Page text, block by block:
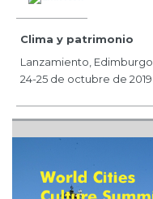
Clima y patrimonio
Lanzamiento, Edimburgo
24-25 de octubre de 2019